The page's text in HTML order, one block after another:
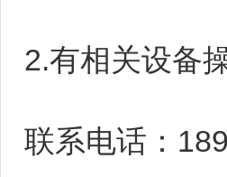
2.有相关设备
联系电话：